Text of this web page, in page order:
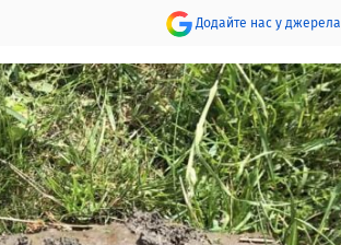
Додайте нас у джерела